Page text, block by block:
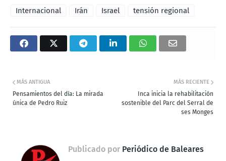
Internacional Irán Israel tensión regional
MÁS RECIENTE
Inca inicia la rehabilitación
sostenible del Parc del Serral de
ses Monges
MÁS ANTIGUA
Pensamientos del día: La mirada
única de Pedro Ruiz
Publicado por Periódico de Baleares